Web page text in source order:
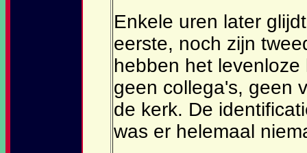
Enkele uren later
eerste, noch zijn
hebben het
geen collega's, geen
de kerk. De
was er helemaal